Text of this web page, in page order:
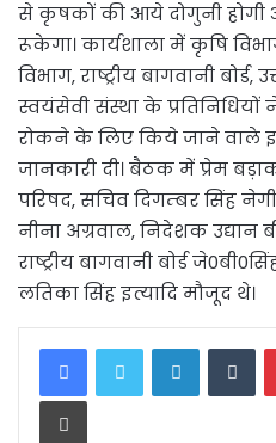
से कृषकों की आये दोगुनी
रूकेगा। कार्यशाला में कृषि
विभाग, राष्ट्रीय बागवानी बोर्ड,
स्वयंसेवी संस्था के प्रतिनिधियों
रोकने के लिए किये जाने वाले
जानकारी दी। बैठक में प्रेम
परिषद, सचिव दिगम्बर सिंह
नीना अग्रवाल, निदेशक
राष्ट्रीय बागवानी बोर्ड
लतिका सिंह इत्यादि मौजूद थे।
LinkedIn
Print